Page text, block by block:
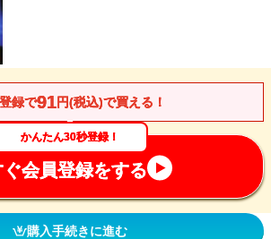
録で91円(税込)で買える！
かんたん30秒登録！
会員登録をする
購入手続きに進む